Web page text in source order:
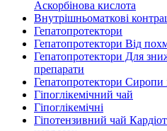
Аскорбінова кислота
Внутрішньоматкові
Гепатопротектори
Гепатопротектори Від
Гепатопротектори Для
препарати
Гепатопротектори Сиропи
Гіпоглікемічний чай
Гіпоглікемічні
Гіпотензивний чай